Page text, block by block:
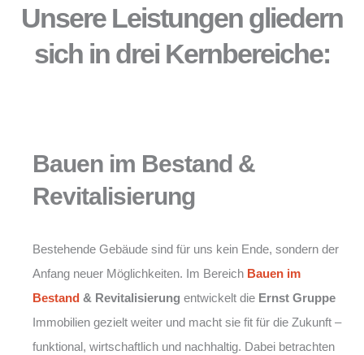
Unsere Leistungen gliedern
sich in drei Kernbereiche:
Bauen im Bestand &
Revitalisierung
Bestehende Gebäude sind für uns kein Ende, sondern der
Anfang neuer Möglichkeiten. Im Bereich Bauen im
Bestand & Revitalisierung entwickelt die Ernst Gruppe
Immobilien gezielt weiter und macht sie fit für die Zukunft –
funktional, wirtschaftlich und nachhaltig. Dabei betrachten